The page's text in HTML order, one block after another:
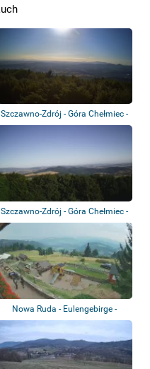
Szczawno-Zdrój - Góra Chełmiec -
Wałbrzy...
Szczawno-Zdrój - Góra Chełmiec -
Trójgar...
Nowa Ruda - Eulengebirge -
Berghütte "Or...